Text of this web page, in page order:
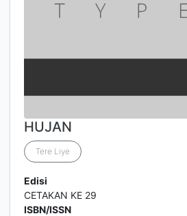
HUJAN
Tere Liye
Edisi
CETAKAN KE 29
ISBN/ISSN